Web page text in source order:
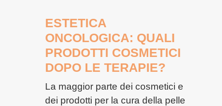
ESTETICA
ONCOLOGICA: QUALI
PRODOTTI COSMETICI
DOPO LE TERAPIE?
La maggior parte dei cosmetici e
dei prodotti per la cura della pelle